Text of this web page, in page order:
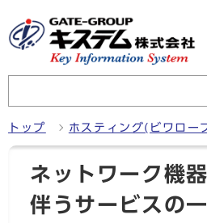
トップ ホスティング(ビワロー
ネットワーク機
伴うサービスの